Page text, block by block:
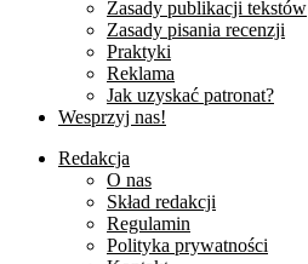
Zasady publikacji tekstów
Zasady pisania recenzji
Praktyki
Reklama
Jak uzyskać patronat?
Wesprzyj nas!
Redakcja
O nas
Skład redakcji
Regulamin
Polityka prywatności